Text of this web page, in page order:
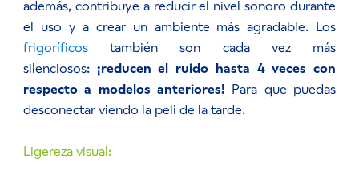
además, contribuye a reducir el nivel sonoro durante
el uso y a crear un ambiente más agradable. Los
frigoríficostambién son cada vez más
silenciosos: ¡reducen el ruido hasta 4 veces con
respecto a modelos anteriores! Para que puedas
desconectar viendo la peli de la tarde.
Ligereza visual: